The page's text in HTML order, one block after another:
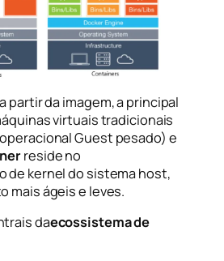
partir da imagem, a principal
virtuais tradicionais
Guest pesado) e
reside no
de kernel do sistema host,
mais ágeis e leves.
daecossistema de